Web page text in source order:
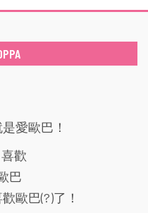
愛歐巴！
歡
巴
歐巴(?)了！